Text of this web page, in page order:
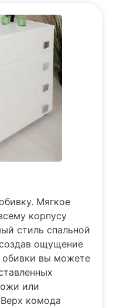
Мягкое
корпусу
стиль спальной
ощущение
обивки вы можете
или
комода